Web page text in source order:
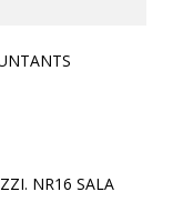
NR16 SALA